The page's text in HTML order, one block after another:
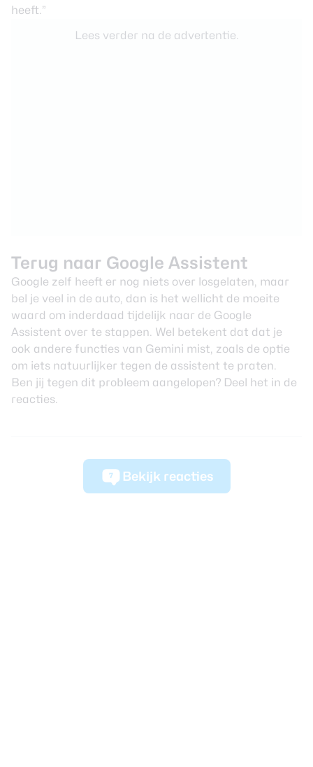
heeft.”
Lees verder na de advertentie.
Terug naar Google Assistent
Google zelf heeft er nog niets over losgelaten, maar
bel je veel in de auto, dan is het wellicht de moeite
waard om inderdaad tijdelijk naar de Google
Assistent over te stappen. Wel betekent dat dat je
ook andere functies van Gemini mist, zoals de optie
om iets natuurlijker tegen de assistent te praten.
Ben jij tegen dit probleem aangelopen? Deel het in de
reacties.
7 Bekijk reacties